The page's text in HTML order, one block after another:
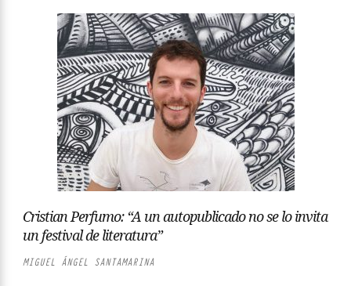
Cristian Perfumo: “A un autopublicado no se lo invita
un festival de literatura”
MIGUEL ÁNGEL SANTAMARINA